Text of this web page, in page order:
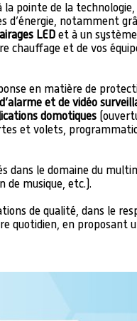
la pointe de la technologie,
d’énergie, notamment
LED et à un
chauffage et de vos
en matière de
et de vidéo
domotiques
et volets,
dans le domaine du
de musique, etc.).
de qualité, dans le
quotidien, en proposant